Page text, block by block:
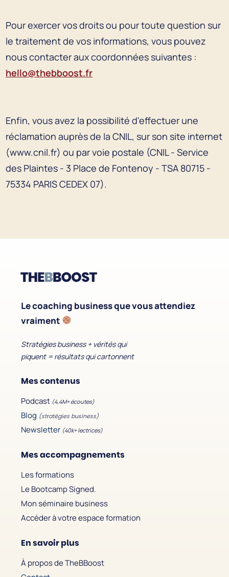
Pour exercer vos droits ou pour toute question sur
le traitement de vos informations, vous pouvez
nous contacter aux coordonnées suivantes :
hello@thebboost.fr
Enfin, vous avez la possibilité d'effectuer une
réclamation auprès de la CNIL, sur son site internet
(www.cnil.fr) ou par voie postale (CNIL - Service
des Plaintes - 3 Place de Fontenoy - TSA 80715 -
75334 PARIS CEDEX 07).
Le coaching business que vous attendiez
vraiment
Stratégies business + vérités qui
piquent = résultats qui cartonnent
Mes contenus
Podcast (4,4M+ écoutes)
Blog (stratégies business)
Newsletter (40k+ lectrices)
Mes accompagnements
Les formations
Le Bootcamp Signed.
Mon séminaire business
Accéder à votre espace formation
En savoir plus
À propos de TheBBoost